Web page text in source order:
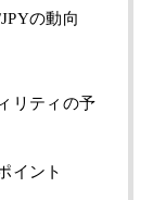
の動向
リティの予
イント